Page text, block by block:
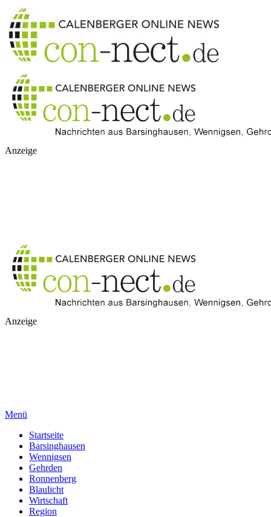
Anzeige
Anzeige
Menü
Startseite
Barsinghausen
Wennigsen
Gehrden
Ronnenberg
Blaulicht
Wirtschaft
Region